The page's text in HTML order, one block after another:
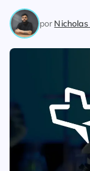
por Nicholas